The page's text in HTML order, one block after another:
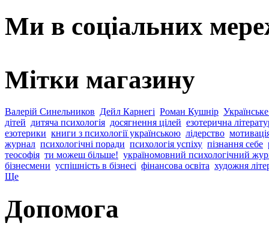
Ми в соціальних
Мітки магазину
Валерій Синельников Дейл Карнегі Роман Кушнір
дітей дитяча психологія досягнення цілей езотерична
езотерики книги з психології українською лідерство
журнал психологічні поради психологія успіху пізнання себе
теософія ти можеш більше! україномовний психологічний
бізнесмени успішність в бізнесі фінансова освіта художня
Ще
Допомога